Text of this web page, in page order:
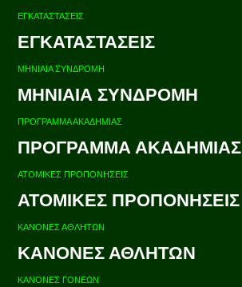
ΕΓΚΑΤΑΣΤΑΣΕΙΣ
ΕΓΚΑΤΑΣΤΑΣΕΙΣ
ΜΗΝΙΑΙΑ ΣΥΝΔΡΟΜΗ
ΜΗΝΙΑΙΑ ΣΥΝΔΡΟΜΗ
ΠΡΟΓΡΑΜΜΑ ΑΚΑΔΗΜΙΑΣ
ΠΡΟΓΡΑΜΜΑ ΑΚΑΔΗΜΙΑΣ
ΑΤΟΜΙΚΕΣ ΠΡΟΠΟΝΗΣΕΙΣ
ΑΤΟΜΙΚΕΣ ΠΡΟΠΟΝΗΣΕΙΣ
ΚΑΝΟΝΕΣ ΑΘΛΗΤΩΝ
ΚΑΝΟΝΕΣ ΑΘΛΗΤΩΝ
ΚΑΝΟΝΕΣ ΓΟΝΕΩΝ